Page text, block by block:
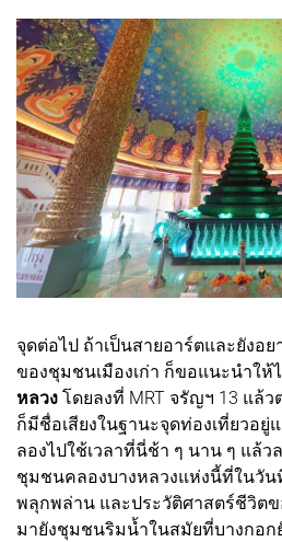
จุดต่อไป ถ้าเป็นสายอาร์ตและยังอ
ของชุมชนเมืองเก่า ก็ขอแนะนำให้
หลวง โดยลงที่ MRT จรัญฯ 13 แล้
ก็มีชื่อเสียงในฐานะจุดท่องเที่ยวอยู่
ลองไปใช้เวลาที่นี่ช้า ๆ นาน ๆ แล้
ชุมชนคลองบางหลวงแห่งนี้ที่ในวั
พลุกพล่าน และประวัติศาสตร์ชีวิต
มายังชุมชนริมน้ำในสมัยที่บางกอก